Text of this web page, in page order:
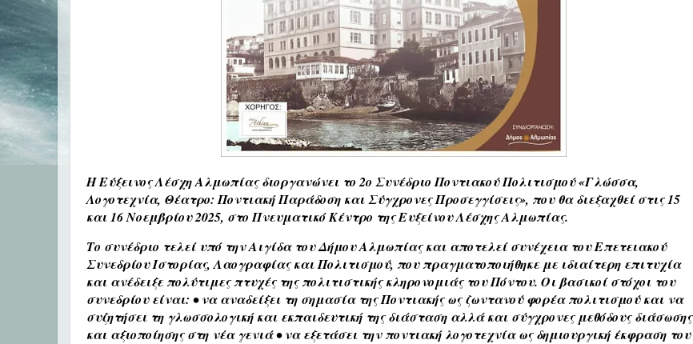
Η Εύξεινος Λέσχη Αλμωπίας διοργανώνει το 2ο Συνέδριο Ποντιακού Πολιτισμού «Γλώσσα,
Λογοτεχνία, Θέατρο: Ποντιακή Παράδοση και Σύγχρονες Προσεγγίσεις», που θα διεξαχθεί στις 15
και 16 Νοεμβρίου 2025, στο Πνευματικό Κέντρο της Ευξείνου Λέσχης Αλμωπίας.
Το συνέδριο τελεί υπό την Αιγίδα του Δήμου Αλμωπίας και αποτελεί συνέχεια του Επετειακού
Συνεδρίου Ιστορίας, Λαογραφίας και Πολιτισμού, που πραγματοποιήθηκε με ιδιαίτερη επιτυχία
και ανέδειξε πολύτιμες πτυχές της πολιτιστικής κληρονομιάς του Πόντου. Οι βασικοί στόχοι του
συνεδρίου είναι: • να αναδείξει τη σημασία της Ποντιακής ως ζωντανού φορέα πολιτισμού και να
συζητήσει τη γλωσσολογική και εκπαιδευτική της διάσταση αλλά και σύγχρονες μεθόδους διάσωσης
και αξιοποίησης στη νέα γενιά • να εξετάσει την ποντιακή λογοτεχνία ως δημιουργική έκφραση του